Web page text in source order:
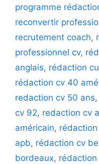
programme
reconvertir
recrutement coach,
professionnel cv,
anglais, rédaction
rédaction cv 40
redaction cv 50 ans,
cv 92, redaction cv
américain,
apb, rédaction cv
bordeaux,